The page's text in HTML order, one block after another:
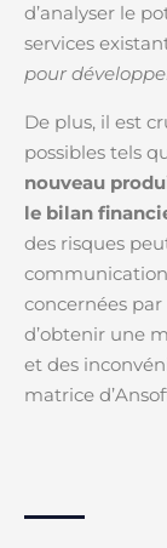
d’analyser le
services
pour
De plus, il est
possibles tels
nouveau
le bilan
des risques
concernées
d’obtenir une
et des
matrice